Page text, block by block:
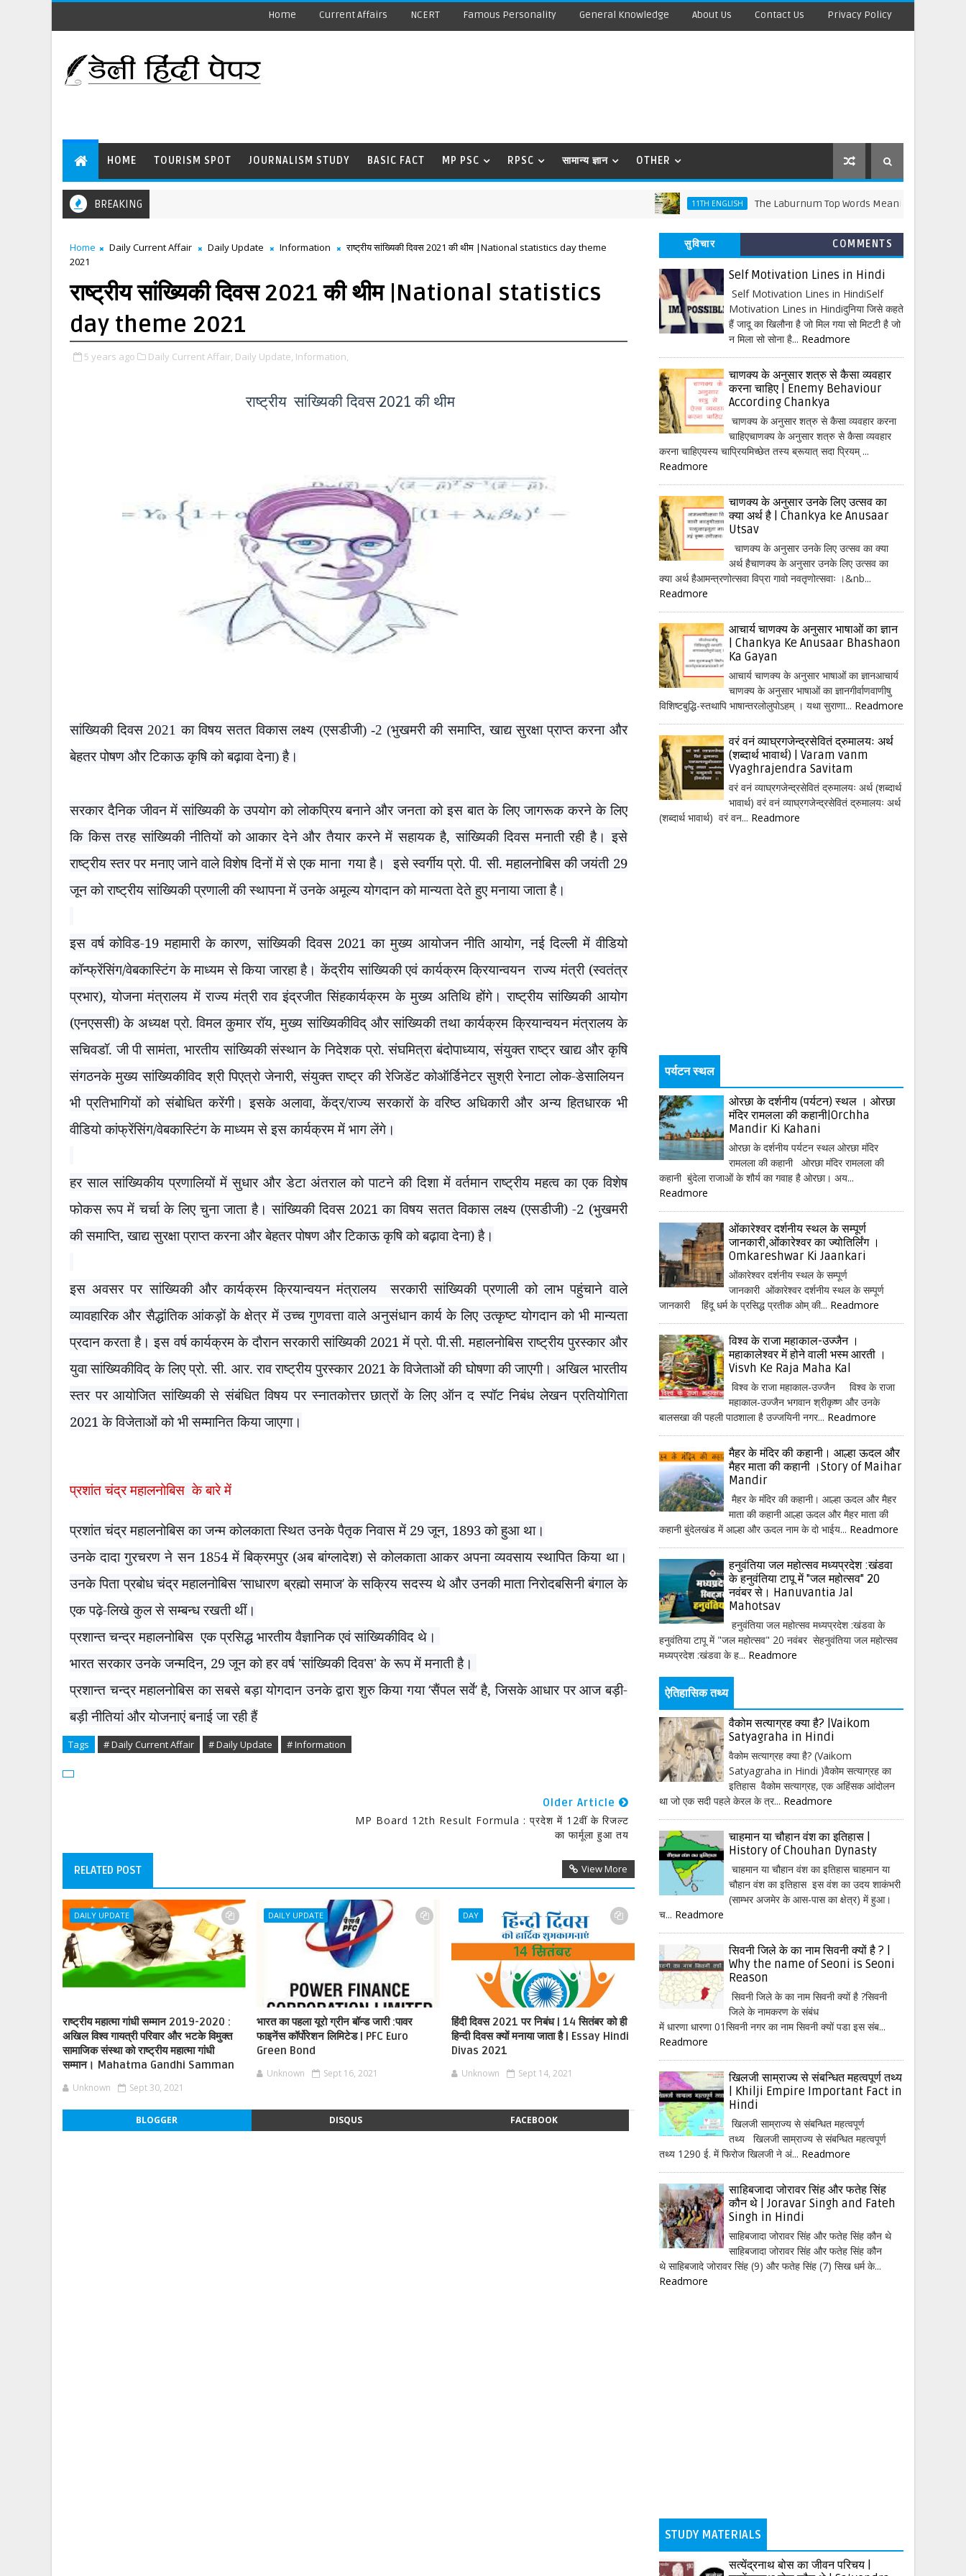
Home Current Affairs NCERT Famous Personality General Knowledge About Us Contact Us Privacy Policy
HOME TOURISM SPOT JOURNALISM STUDY BASIC FACT MP PSC RPSC सामान्य ज्ञान OTHER
BREAKING 11TH ENGLISH The Laburnum Top Words Meaning and Line by Line
Home Daily Current Affair Daily Update Information
राष्ट्रीय सांख्यिकी दिवस 2021 की थीम |National statistics day theme
2021
राष्ट्रीय सांख्यिकी दिवस 2021 की थीम |National statistics
day theme 2021
5 years ago Daily Current Affair, Daily Update, Information,
राष्ट्रीय सांख्यिकी दिवस 2021 की थीम
सांख्यिकी दिवस 2021 का विषय सतत विकास लक्ष्य (एसडीजी) -2 (भुखमरी की समाप्ति,खाद्य सुरक्षा प्राप्त करना और
बेहतर पोषण और टिकाऊ कृषि को बढ़ावा देना) है।
सरकार दैनिक जीवन में सांख्यिकी के उपयोग को लोकप्रिय बनाने और जनता को इस बात के लिए जागरूक करने के लिए
कि किस तरह सांख्यिकी नीतियों को आकार देने और तैयार करने में सहायक है,सांख्यिकी दिवस मनाती रही है। इसे
राष्ट्रीय स्तर पर मनाए जाने वाले विशेष दिनों में से एक माना गया है। इसे स्वर्गीय प्रो. पी. सी. महालनोबिस की जयंती 29
जून को राष्ट्रीय सांख्यिकी प्रणाली की स्थापना में उनके अमूल्य योगदान को मान्यता देते हुए मनाया जाता है।
इस वर्ष कोविड-19 महामारी के कारण,सांख्यिकी दिवस 2021 का मुख्य आयोजन नीति आयोग,नई दिल्ली में वीडियो
कॉन्फ्रेंसिंग/वेबकास्टिंग के माध्यम से किया जारहा है। केंद्रीय सांख्यिकी एवं कार्यक्रम क्रियान्वयन राज्य मंत्री (स्वतंत्र
प्रभार),योजना मंत्रालय में राज्य मंत्री राव इंद्रजीत सिंहकार्यक्रम के मुख्य अतिथि होंगे। राष्ट्रीय सांख्यिकी आयोग
(एनएससी) के अध्यक्ष प्रो. विमल कुमार रॉय,मुख्य सांख्यिकीविद् और सांख्यिकी तथा कार्यक्रम क्रियान्वयन मंत्रालय के
सचिवडॉ. जी पी सामंता, भारतीय सांख्यिकी संस्थान के निदेशक प्रो. संघमित्रा बंदोपाध्याय,संयुक्त राष्ट्र खाद्य और कृषि
संगठनके मुख्य सांख्यिकीविद श्री पिएत्रो जेनारी,संयुक्त राष्ट्र की रेजिडेंट कोऑर्डिनेटर सुश्री रेनाटा लोक-डेसालियन
भी प्रतिभागियों को संबोधित करेंगी। इसके अलावा,केंद्र/राज्य सरकारों के वरिष्ठ अधिकारी और अन्य हितधारक भी
वीडियो कांफ्रेंसिंग/वेबकास्टिंग के माध्यम से इस कार्यक्रम में भाग लेंगे।
हर साल सांख्यिकीय प्रणालियों में सुधार और डेटा अंतराल को पाटने की दिशा में वर्तमान राष्ट्रीय महत्व का एक विशेष
फोकस रूप में चर्चा के लिए चुना जाता है। सांख्यिकी दिवस 2021 का विषय सतत विकास लक्ष्य (एसडीजी) -2 (भुखमरी
की समाप्ति,खाद्य सुरक्षा प्राप्त करना और बेहतर पोषण और टिकाऊ कृषि को बढ़ावा देना) है।
इस अवसर पर सांख्यिकी और कार्यक्रम क्रियान्वयन मंत्रालय
सरकारी सांख्यिकी प्रणाली को लाभ पहुंचाने वाले
व्यावहारिक और सैद्धांतिक आंकड़ों के क्षेत्र में उच्च गुणवत्ता वाले अनुसंधान कार्य के लिए उत्कृष्ट योगदान को भी मान्यता
प्रदान करता है। इस वर्ष कार्यक्रम के दौरान सरकारी सांख्यिकी 2021में प्रो. पी.सी. महालनोबिस राष्ट्रीय पुरस्कार और
युवा सांख्यिकीविद् के लिए प्रो. सी. आर. राव राष्ट्रीय पुरस्कार 2021के विजेताओं की घोषणा की जाएगी। अखिल भारतीय
स्तर पर आयोजित सांख्यिकी से संबंधित विषय पर स्नातकोत्तर छात्रों के लिए ऑन द स्पॉट निबंध लेखन प्रतियोगिता
2021के विजेताओं को भी सम्मानित किया जाएगा।
प्रशांत चंद्र महालनोबिस के बारे में
प्रशांत चंद्र महालनोबिस का जन्म कोलकाता स्थित उनके पैतृक निवास में 29 जून, 1893 को हुआ था।
उनके दादा गुरचरण ने सन 1854 में बिक्रमपुर (अब बांग्लादेश) से कोलकाता आकर अपना व्यवसाय स्थापित किया था।
उनके पिता प्रबोध चंद्र महालनोबिस‘साधारण ब्रह्मो समाज’ के सक्रिय सदस्य थे और उनकी माता निरोदबसिनी बंगाल के
एक पढ़े-लिखे कुल से सम्बन्ध रखती थीं।
प्रशान्त चन्द्र महालनोबिस एक प्रसिद्ध भारतीय वैज्ञानिक एवं सांख्यिकीविद थे।
भारत सरकार उनके जन्‍मदिन, 29जून को हर वर्ष 'सांख्‍यि‍की दिवस'के रूप में मनाती है।
प्रशान्त चन्द्र महालनोबिस का सबसे बड़ा योगदान उनके द्वारा शुरु किया गया‘सैंपल सर्वे’ है,जिसके आधार पर आज बड़ी-
बड़ी नीतियां और योजनाएं बनाई जा रही हैं
Tags # Daily Current Affair # Daily Update # Information
Older Article
MP Board 12th Result Formula : प्रदेश में 12वीं के रिजल्ट
का फार्मूला हुआ तय
RELATED POST View More
DAILY UPDATE
राष्ट्रीय महात्मा गांधी सम्मान 2019-2020 :
अखिल विश्व गायत्री परिवार और भटके विमुक्त
सामाजिक संस्था को राष्ट्रीय महात्मा गांधी
सम्मान। Mahatma Gandhi Samman
Unknown Sept 30, 2021
DAILY UPDATE
भारत का पहला यूरो ग्रीन बॉन्ड जारी :पावर
फाइनेंस कॉर्पोरेशन लिमिटेड | PFC Euro
Green Bond
Unknown Sept 16, 2021
DAY
हिंदी दिवस 2021 पर निबंध | 14 सितंबर को ही
हिन्दी दिवस क्यों मनाया जाता है | Essay Hindi
Divas 2021
Unknown Sept 14, 2021
BLOGGER DISQUS FACEBOOK
सुविचार COMMENTS
Self Motivation Lines in Hindi
Self Motivation Lines in HindiSelf
Motivation Lines in Hindiदुनिया जिसे कहते
हैं जादू का खिलौना है जो मिल गया सो मिटटी है जो
न मिला सो सोना है... Readmore
चाणक्य के अनुसार शत्रु से कैसा व्यवहार
करना चाहिए | Enemy Behaviour
According Chankya
चाणक्य के अनुसार शत्रु से कैसा व्यवहार करना
चाहिएचाणक्य के अनुसार शत्रु से कैसा व्यवहार
करना चाहिएयस्य चाप्रियमिच्छेत तस्य ब्रूयात् सदा प्रियम् ...
Readmore
चाणक्य के अनुसार उनके लिए उत्सव का
क्या अर्थ है | Chankya ke Anusaar
Utsav
चाणक्य के अनुसार उनके लिए उत्सव का क्या
अर्थ हैचाणक्य के अनुसार उनके लिए उत्सव का
क्या अर्थ हैआमन्त्रणोत्सवा विप्रा गावो नवतृणोत्सवाः ।&nb...
Readmore
आचार्य चाणक्य के अनुसार भाषाओं का ज्ञान
| Chankya Ke Anusaar Bhashaon
Ka Gayan
आचार्य चाणक्य के अनुसार भाषाओं का ज्ञानआचार्य
चाणक्य के अनुसार भाषाओं का ज्ञानगीर्वाणवाणीषु
विशिष्टबुद्धि-स्तथापि भाषान्तरलोलुपोऽहम् । यथा सुराणा... Readmore
वरं वनं व्याघ्रगजेन्द्रसेवितं द्रुमालयः अर्थ
(शब्दार्थ भावार्थ) | Varam vanm
Vyaghrajendra Savitam
वरं वनं व्याघ्रगजेन्द्रसेवितं द्रुमालयः अर्थ (शब्दार्थ
भावार्थ) वरं वनं व्याघ्रगजेन्द्रसेवितं द्रुमालयः अर्थ
(शब्दार्थ भावार्थ) वरं वन... Readmore
पर्यटन स्थल
ओरछा के दर्शनीय (पर्यटन) स्थल । ओरछा
मंदिर रामलला की कहानी|Orchha
Mandir Ki Kahani
ओरछा के दर्शनीय पर्यटन स्थल ओरछा मंदिर
रामलला की कहानी ओरछा मंदिर रामलला की
कहानी बुंदेला राजाओं के शौर्य का गवाह है ओरछा। अय...
Readmore
ओंकारेश्वर दर्शनीय स्थल के सम्पूर्ण
जानकारी,ओंकारेश्वर का ज्योतिर्लिंग ।
Omkareshwar Ki Jaankari
ओंकारेश्वर दर्शनीय स्थल के सम्पूर्ण
जानकारी ओंकारेश्वर दर्शनीय स्थल के सम्पूर्ण
जानकारी हिंदू धर्म के प्रसिद्ध प्रतीक ओम् की... Readmore
विश्व के राजा महाकाल-उज्जैन ।
महाकालेश्वर में होने वाली भस्म आरती ।
Visvh Ke Raja Maha Kal
विश्व के राजा महाकाल-उज्जैन विश्व के राजा
महाकाल-उज्जैन भगवान श्रीकृष्ण और उनके
बालसखा की पहली पाठशाला है उज्जयिनी नगर... Readmore
मैहर के मंदिर की कहानी। आल्हा ऊदल और
मैहर माता की कहानी ।Story of Maihar
Mandir
मैहर के मंदिर की कहानी। आल्हा ऊदल और मैहर
माता की कहानी आल्हा ऊदल और मैहर माता की
कहानी बुंदेलखंड में आल्हा और ऊदल नाम के दो भाईय... Readmore
हनुवंतिया जल महोत्सव मध्यप्रदेश :खंडवा
के हनुवंतिया टापू में "जल महोत्सव" 20
नवंबर से। Hanuvantia Jal
Mahotsav
हनुवंतिया जल महोत्सव मध्यप्रदेश :खंडवा के
हनुवंतिया टापू में "जल महोत्सव" 20 नवंबर सेहनुवंतिया जल महोत्सव
मध्यप्रदेश :खंडवा के ह... Readmore
ऐतिहासिक तथ्य
वैकोम सत्याग्रह क्या है? |Vaikom
Satyagraha in Hindi
वैकोम सत्याग्रह क्या है? (Vaikom
Satyagraha in Hindi )वैकोम सत्याग्रह का
इतिहास वैकोम सत्याग्रह, एक अहिंसक आंदोलन
था जो एक सदी पहले केरल के त्र... Readmore
चाहमान या चौहान वंश का इतिहास |
History of Chouhan Dynasty
चाहमान या चौहान वंश का इतिहास चाहमान या
चौहान वंश का इतिहास इस वंश का उदय शाकंभरी
(साम्भर अजमेर के आस-पास का क्षेत्र) में हुआ।
च... Readmore
सिवनी जिले के का नाम सिवनी क्यों है ? |
Why the name of Seoni is Seoni
Reason
सिवनी जिले के का नाम सिवनी क्यों है ?सिवनी
जिले के नामकरण के संबंध
में धारणा धारणा 01सिवनी नगर का नाम सिवनी क्यों पडा इस संब...
Readmore
खिलजी साम्राज्य से संबन्धित महत्वपूर्ण तथ्य
| Khilji Empire Important Fact in
Hindi
खिलजी साम्राज्य से संबन्धित महत्वपूर्ण
तथ्य खिलजी साम्राज्य से संबन्धित महत्वपूर्ण
तथ्य 1290 ई. में फिरोज खिलजी ने अं... Readmore
साहिबजादा जोरावर सिंह और फतेह सिंह
कौन थे | Joravar Singh and Fateh
Singh in Hindi
साहिबजादा जोरावर सिंह और फतेह सिंह कौन थे
साहिबजादा जोरावर सिंह और फतेह सिंह कौन
थे साहिबजादे जोरावर सिंह (9) और फतेह सिंह (7) सिख धर्म के...
Readmore
STUDY MATERIALS
सत्येंद्रनाथ बोस का जीवन परिचय |